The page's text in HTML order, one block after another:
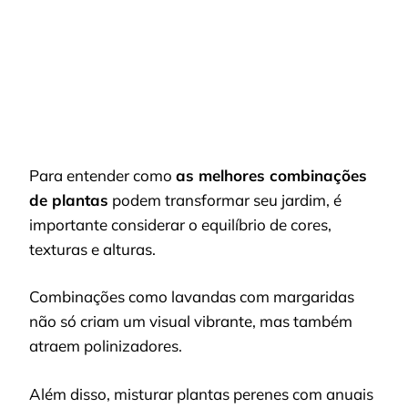
Para entender como as melhores combinações
de plantas podem transformar seu jardim, é
importante considerar o equilíbrio de cores,
texturas e alturas.
Combinações como lavandas com margaridas
não só criam um visual vibrante, mas também
atraem polinizadores.
Além disso, misturar plantas perenes com anuais